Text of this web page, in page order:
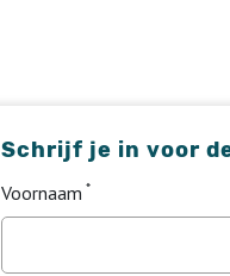
Schrijf je in voor
Voornaam